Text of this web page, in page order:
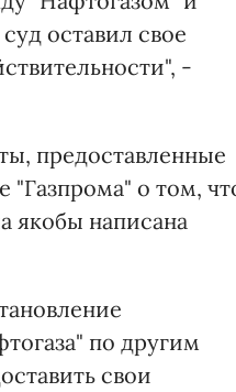
оставил свое
-
предоставленные
"Газпрома" о том,
якобы написана
по другим
свои